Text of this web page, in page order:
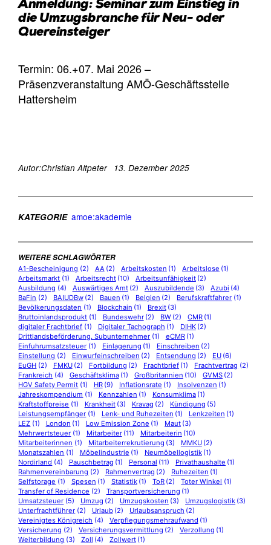
Anmeldung: Seminar zum Einstieg in
die Umzugsbranche für Neu- oder
Quereinsteiger
Termin: 06.+07. Mai 2026 –
Präsenzveranstaltung AMÖ-Geschäftsstelle
Hattersheim
Autor:Christian Altpeter 13. Dezember 2025
KATEGORIE amoe:akademie
WEITERE SCHLAGWÖRTER
A1-Bescheinigung (2) AA (2) Arbeitskosten (1) Arbeitslose (1)
Arbeitsmarkt (1) Arbeitsrecht (10) Arbeitsunfähigkeit (2)
Ausbildung (4) Auswärtiges Amt (2) Auszubildende (3) Azubi (4)
BaFin (2) BAIUDBw (2) Bauen (1) Belgien (2) Berufskraftfahrer (1)
Bevölkerungsdaten (1) Blockchain (1) Brexit (3)
Bruttoinlandsprodukt (1) Bundeswehr (2) BW (2) CMR (1)
digitaler Frachtbrief (1) Digitaler Tachograph (1) DIHK (2)
Drittlandsbeförderung. Subunternehmer (1) eCMR (1)
Einfuhrumsatzsteuer (1) Einlagerung (1) Einschreiben (2)
Einstellung (2) Einwurfeinschreiben (2) Entsendung (2) EU (6)
EuGH (2) FMKU (2) Fortbildung (2) Frachtbrief (1) Frachtvertrag (2)
Frankreich (4) Geschäftsklima (1) Großbritannien (10) GVMS (2)
HGV Safety Permit (1) HR (9) Inflationsrate (1) Insolvenzen (1)
Jahreskompendium (1) Kennzahlen (1) Konsumklima (1)
Kraftstoffpreise (1) Krankheit (3) Kravag (2) Kündigung (5)
Leistungsempfänger (1) Lenk- und Ruhezeiten (1) Lenkzeiten (1)
LEZ (1) London (1) Low Emission Zone (1) Maut (3)
Mehrwertsteuer (1) Mitarbeiter (11) Mitarbeiterin (10)
Mitarbeiterinnen (1) Mitarbeiterrekrutierung (3) MMKU (2)
Monatszahlen (1) Möbelindustrie (1) Neumöbellogistik (1)
Nordirland (4) Pauschbetrag (1) Personal (11) Privathaushalte (1)
Rahmenvereinbarung (2) Rahmenvertrag (2) Ruhezeiten (1)
Selfstorage (1) Spesen (1) Statistik (1) ToR (2) Toter Winkel (1)
Transfer of Residence (2) Transportversicherung (1)
Umsatzsteuer (5) Umzug (2) Umzugskosten (3) Umzugslogistik (3)
Unterfrachtführer (2) Urlaub (2) Urlaubsanspruch (2)
Vereinigtes Königreich (4) Verpflegungsmehraufwand (1)
Versicherung (2) Versicherungsvermittlung (2) Verzollung (1)
Weiterbildung (3) Zoll (4) Zollwert (1)